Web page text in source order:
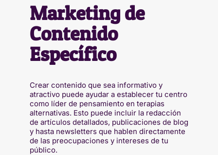
Marketing de
Contenido
Específico
Crear contenido que sea informativo y
atractivo puede ayudar a establecer tu centro
como líder de pensamiento en terapias
alternativas. Esto puede incluir la redacción
de artículos detallados, publicaciones de blog
y hasta newsletters que hablen directamente
de las preocupaciones y intereses de tu
público.